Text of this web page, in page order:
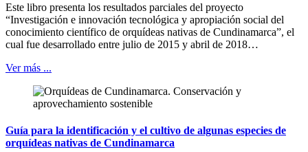
Este libro presenta los resultados parciales del proyecto
“Investigación e innovación tecnológica y apropiación social del
conocimiento científico de orquídeas nativas de Cundinamarca”, el
cual fue desarrollado entre julio de 2015 y abril de 2018…
Ver más ...
Guía para la identificación y el cultivo de algunas especies de
orquídeas nativas de Cundinamarca